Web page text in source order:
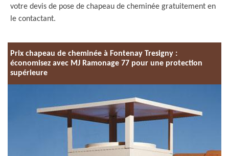
votre devis de pose de chapeau de cheminée gratuitement en
le contactant.
Prix chapeau de cheminée à Fontenay Tresigny :
économisez avec MJ Ramonage 77 pour une protection
supérieure